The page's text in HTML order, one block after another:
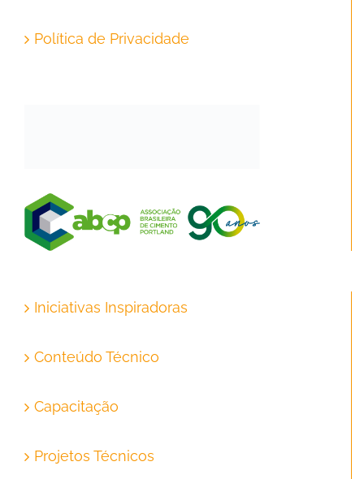
Política de Privacidade
Iniciativas Inspiradoras
Conteúdo Técnico
Capacitação
Projetos Técnicos